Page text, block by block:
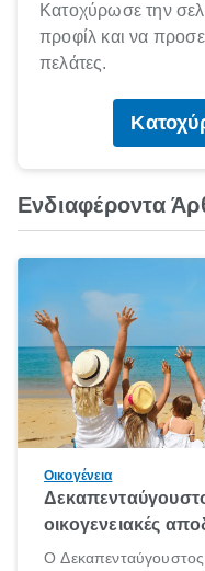
Κατοχύρωσε την
προφίλ και να
πελάτες.
Ενδιαφέροντα
Οικογένεια
οικογενειακές
Ο Δεκαπενταύγουστος